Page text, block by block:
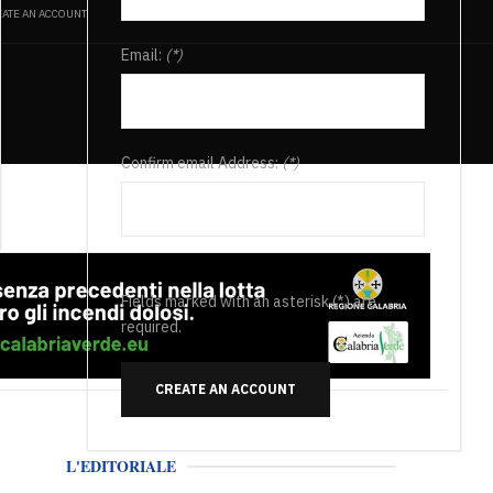
AN ACCOUNT
Email: (*)
Confirm email Address:(*)
Fields marked with an asterisk (*) are
required.
CREATE AN ACCOUNT
L'EDITORIALE